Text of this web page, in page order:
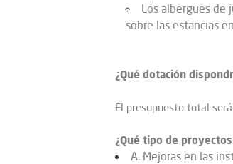
Los albergues de
sobre las estancias
¿Qué dotación
El presupuesto total
¿Qué tipo de
A. Mejoras en las